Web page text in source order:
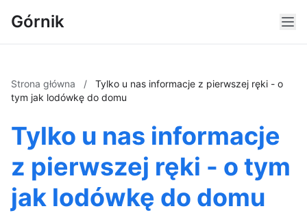
Górnik
Strona główna /
Tylko u nas informacje z pierwszej ręki - o
tym jak lodówkę do domu
Tylko u nas informacje
z pierwszej ręki - o tym
jak lodówkę do domu